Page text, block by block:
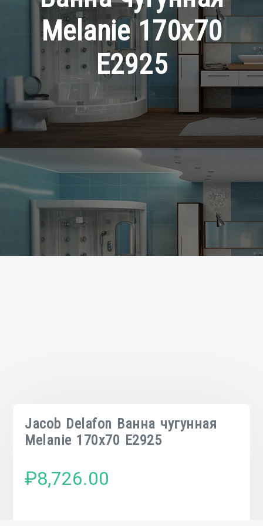
Melanie 170х70
E2925
Jacob Delafon Ванна чугунная
Melanie 170х70 E2925
₽8,726.00